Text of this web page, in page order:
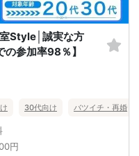
Style│誠実な方
参加率98％】
30代向け バツイチ・再婚
円